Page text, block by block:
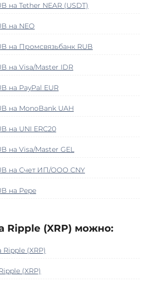
на Tether NEAR (USDT)
на NEO
на Промсвязьбанк RUB
на Visa/Master IDR
на PayPal EUR
на MonoBank UAH
на UNI ERC20
на Visa/Master GEL
на Счет ИП/ООО CNY
на Pepe
Ripple (XRP) можно:
Ripple (XRP)
(XRP)